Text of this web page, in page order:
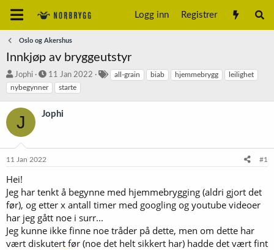
Logg inn Registrer
Oslo og Akershus
Innkjøp av bryggeutstyr
T
r
å
d
t
a
r
t
r
Jophi
S
t
a
t
t
11 Jan 2022
d
all-grain biab hjemmebrygg
leilighet
nybegynner
starte
J Jophi
11 Jan 2022 #1
Hei!
Jeg har tenkt å begynne med hjemmebrygging (aldri gjort det
før), og etter x antall timer med googling og youtube videoer
har jeg gått noe i surr...
Jeg kunne ikke finne noe tråder på dette, men om dette har
vært diskutert før (noe det helt sikkert har) hadde det vært fint